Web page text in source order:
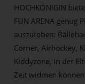
HOCHKÖNIGIN
FUN ARENA genug
auszutoben:
Corner, Airhockey,
Kiddyzone, in der
Zeit widmen